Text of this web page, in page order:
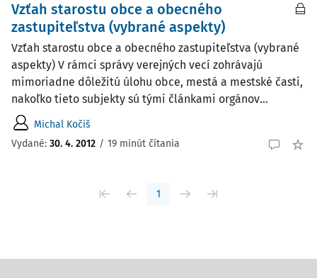
Vzťah starostu obce a obecného
zastupiteľstva (vybrané aspekty)
Vzťah starostu obce a obecného zastupiteľstva (vybrané
aspekty) V rámci správy verejných vecí zohrávajú
mimoriadne dôležitú úlohu obce, mestá a mestské časti,
nakoľko tieto subjekty sú tými článkami orgánov...
Michal Kočiš
Vydané: 30. 4. 2012 / 19 minút čítania
1